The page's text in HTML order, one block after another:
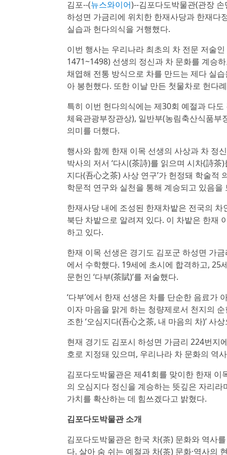
김포--(뉴스와이어)--김포다도박물관(관장
하성면 가금리에 위치한 한재사당과 한재다
실습과 헌다의식을 거행했다.
이번 행사는 우리나라 최초의 차 전문 저술인
1471~1498) 선생의 정신과 차 문화를 계승
채엽해 전통 방식으로 차를 만드는 제다 실
아 봉헌했다. 또한 이날 만든 첫물차로 헌다
특히 이번 헌다의식에는 제30회 예절과 다
체육관광부장관상), 일반부(농림축산식품
의미를 더했다.
행사와 함께 한재 이목 선생의 사상과 차 정
박사의 저서 ‘다시(茶詩)를 읽으며 시차(詩
지다(吾心之茶) 사상 연구’가 헌정돼 학술적
학문적 연구와 실천을 통해 계승되고 있음
한재사당 내에 조성된 한재차밭은 전국의
북단 차밭으로 알려져 있다. 이 차밭은 한재
하고 있다.
한재 이목 선생은 경기도 김포군 하성면 가
에서 수학했다. 19세에 초시에 합격하고, 25
문헌인 ‘다부(茶賦)’를 저술했다.
‘다부’에서 한재 선생은 차를 단순한 음료가
이자 마음을 맑게 하는 청량제로서 천지의
조한 ‘오심지다(吾心之茶, 내 마음의 차)’ 사
현재 경기도 김포시 하성면 가금리 224번지
호로 지정돼 있으며, 우리나라 차 문화의 역
김포다도박물관은 제41회를 맞이한 한재
의 오심지다 정신을 계승하는 뜻깊은 자리
가치를 확산하는 데 힘쓰겠다고 밝혔다.
김포다도박물관 소개
김포다도박물관은 한국 차(茶) 문화와 역사
다. 살아 숨 쉬는 예절과 차(茶) 문화·역사의